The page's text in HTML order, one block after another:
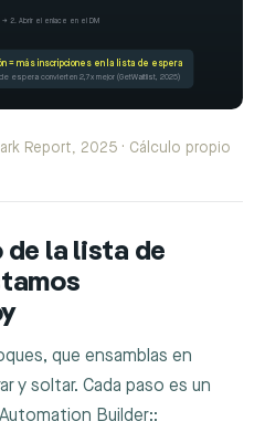
→ 2. Abrir el enlace en el DM
= más inscripciones en la lista de espera
espera convierten 2,7x mejor (GetWaitlist, 2025)
Report, 2025 · Cálculo propio
la lista de
que ensamblas en
y soltar. Cada paso es un
Builder::